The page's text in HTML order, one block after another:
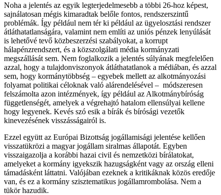
Noha a jelentés az egyik legterjedelmesebb a többi 26-hoz képest,
sajnálatosan mégis kimaradtak belőle fontos, rendszerszintű
problémák. Így például nem tér ki például az ügyelosztási rendszer
átláthatatlanságára, valamint nem említi az uniós pénzek lenyúlását
is lehetővé tevő közbeszerzési szabályokat, a korrupt
hálapénzrendszert, és a közszolgálati média kormányzati
megszállását sem. Nem foglalkozik a jelentés súlyának megfelelően
azzal, hogy a tulajdonviszonyok átláthatatlanok a médiában, és azzal
sem, hogy kormánytöbbség – egyebek mellett az alkotmányozási
folyamat politikai céloknak való alárendelésével – módszeresen
felszámolta azon intézmények, így például az Alkotmánybíróság
függetlenségét, amelyek a végrehajtó hatalom ellensúlyai kellene
hogy legyenek. Kevés szó esik a bírák és bírósági vezetők
kinevezésének visszásságairól is.
Ezzel együtt az Európai Bizottság jogállamisági jelentése kellően
visszatükrözi a magyar jogállam siralmas állapotát. Egyben
visszaigazolja a korábbi hazai civil és nemzetközi bírálatokat,
amelyeket a kormány igyekszik hazugságként vagy az ország elleni
támadásként láttatni. Valójában ezeknek a kritikáknak közös eredője
van, és ez a kormány szisztematikus jogállamrombolása. Nem a
tükör hazudik.